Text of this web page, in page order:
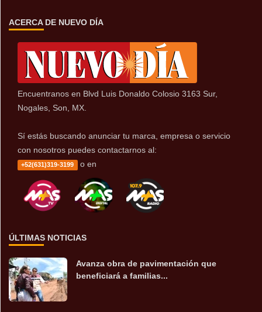
ACERCA DE NUEVO DÍA
Encuentranos en Blvd Luis Donaldo Colosio 3163 Sur,
Nogales, Son, MX.
Sí estás buscando anunciar tu marca, empresa o servicio
con nosotros puedes contactarnos al:
+52(631)319-3199 o en
ÚLTIMAS NOTICIAS
Avanza obra de pavimentación que
beneficiará a familias...